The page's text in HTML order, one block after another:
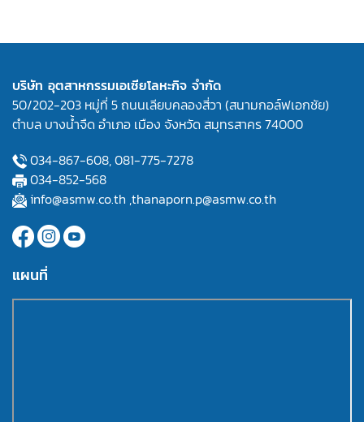
บริษัท อุตสาหกรรมเอเซียโลหะกิจ จำกัด
50/202-203 หมู่ที่ 5 ถนนเลียบคลองสี่วา (สนามกอล์ฟเอกชัย)
ตำบล บางน้ำจืด อำเภอ เมือง จังหวัด สมุทรสาคร 74000
034-867-608,081-775-7278
034-852-568
info@asmw.co.th ,thanaporn.p@asmw.co.th
แผนที่